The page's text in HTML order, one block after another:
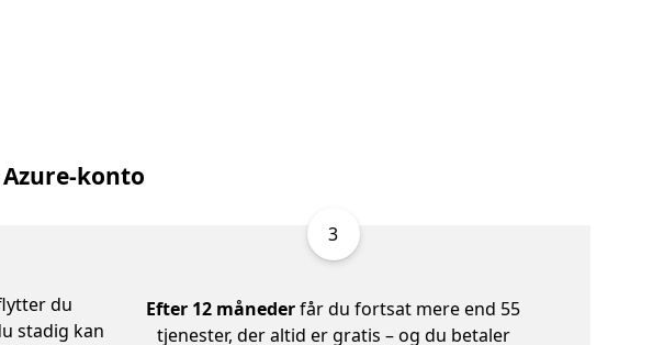
konto
du
stadig kan
3
Efter 12 månederfår du fortsat mere end 55
tjenester, der altid er gratis – og du betaler